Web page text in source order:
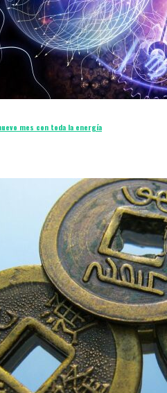
mes con toda la energía